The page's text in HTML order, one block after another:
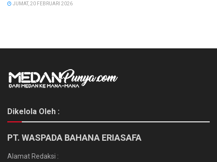
JUMAT, 20 FEBRUARI 2026
Dikelola Oleh :
PT. WASPADA BAHANA ERIASAFA
Alamat Redaksi :